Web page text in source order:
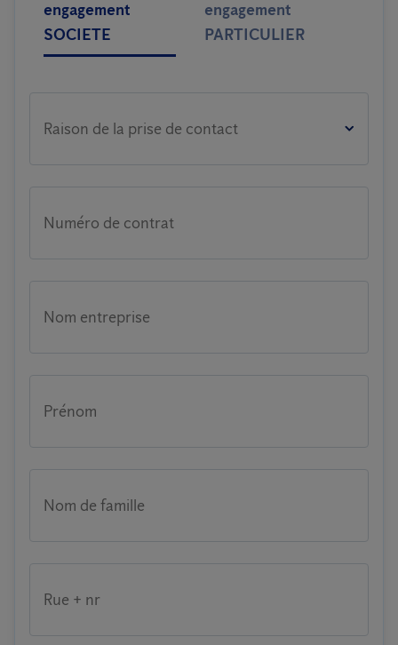
engagement
SOCIETE
engagement
PARTICULIER
Raison de la prise de contact
Numéro de contrat
Nom entreprise
Prénom
Nom de famille
Rue + nr